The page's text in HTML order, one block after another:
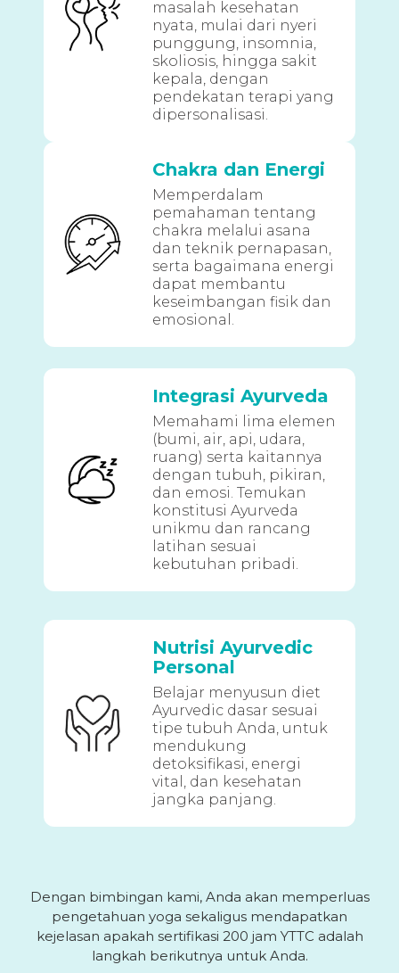
masalah kesehatan
nyata, mulai dari nyeri
punggung, insomnia,
skoliosis, hingga sakit
kepala, dengan
pendekatan terapi yang
dipersonalisasi.
Chakra dan Energi
Memperdalam
pemahaman tentang
chakra melalui asana
dan teknik pernapasan,
serta bagaimana energi
dapat membantu
keseimbangan fisik dan
emosional.
Integrasi Ayurveda
Memahami lima elemen
(bumi, air, api, udara,
ruang) serta kaitannya
dengan tubuh, pikiran,
dan emosi. Temukan
konstitusi Ayurveda
unikmu dan rancang
latihan sesuai
kebutuhan pribadi.
Nutrisi Ayurvedic
Personal
Belajar menyusun diet
Ayurvedic dasar sesuai
tipe tubuh Anda, untuk
mendukung
detoksifikasi, energi
vital, dan kesehatan
jangka panjang.
Dengan bimbingan kami, Anda akan memperluas
pengetahuan yoga sekaligus mendapatkan
kejelasan apakah sertifikasi 200 jam YTTC adalah
langkah berikutnya untuk Anda.